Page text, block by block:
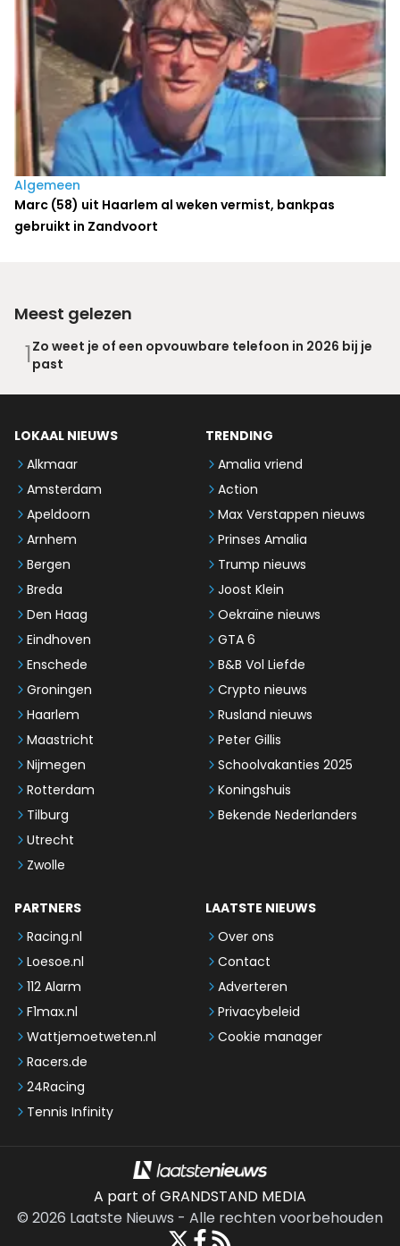
Algemeen
Marc (58) uit Haarlem al weken vermist, bankpas
gebruikt in Zandvoort
Meest gelezen
1Zo weet je of een opvouwbare telefoon in 2026 bij je
past
LOKAAL NIEUWS
Alkmaar
Amsterdam
Apeldoorn
Arnhem
Bergen
Breda
Den Haag
Eindhoven
Enschede
Groningen
Haarlem
Maastricht
Nijmegen
Rotterdam
Tilburg
Utrecht
Zwolle
TRENDING
Amalia vriend
Action
Max Verstappen nieuws
Prinses Amalia
Trump nieuws
Joost Klein
Oekraïne nieuws
GTA 6
B&B Vol Liefde
Crypto nieuws
Rusland nieuws
Peter Gillis
Schoolvakanties 2025
Koningshuis
Bekende Nederlanders
PARTNERS
Racing.nl
Loesoe.nl
112 Alarm
F1max.nl
Wattjemoetweten.nl
Racers.de
24Racing
Tennis Infinity
LAATSTE NIEUWS
Over ons
Contact
Adverteren
Privacybeleid
Cookie manager
A part of GRANDSTAND MEDIA
© 2026 Laatste Nieuws - Alle rechten voorbehouden